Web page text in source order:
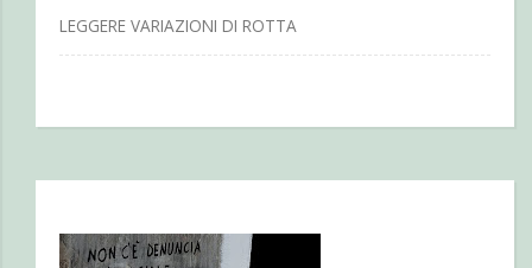
LEGGERE VARIAZIONI DI ROTTA